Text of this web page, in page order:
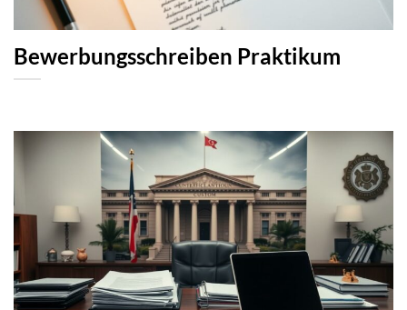
Bewerbungsschreiben Praktikum